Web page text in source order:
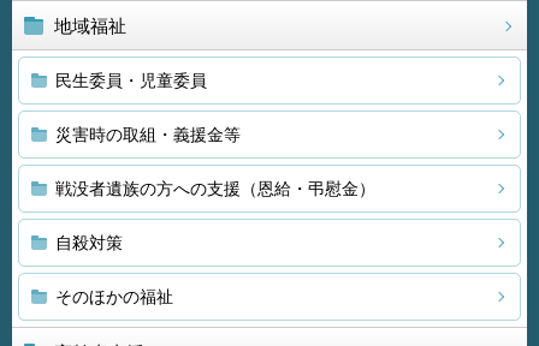
地域福祉
民生委員・児童委員
災害時の取組・義援金等
戦没者遺族の方への支援（恩給・弔慰金）
自殺対策
そのほかの福祉